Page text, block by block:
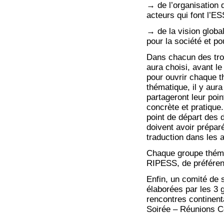
→ de l’organisation
acteurs qui font
→ de la vision
pour la société et
Dans chacun des
aura choisi, avant
pour ouvrir chaque
thématique, il y
partageront leur
concrète et
point de départ des
doivent avoir
traduction dans les
Chaque groupe
RIPESS, de
Enfin, un comité de
élaborées par les 3
rencontres
Soirée – Réunions